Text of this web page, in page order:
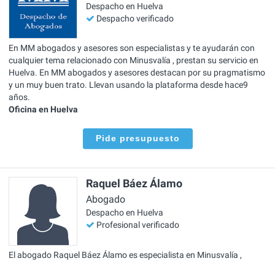
Despacho en Huelva
Despacho verificado
En MM abogados y asesores son especialistas y te ayudarán con
cualquier tema relacionado con Minusvalía , prestan su servicio en
Huelva. En MM abogados y asesores destacan por su pragmatismo
y un muy buen trato. Llevan usando la plataforma desde hace9
años.
Oficina en Huelva
Pide presupuesto
Raquel Báez Álamo
Abogado
Despacho en Huelva
Profesional verificado
El abogado Raquel Báez Álamo es especialista en Minusvalía ,